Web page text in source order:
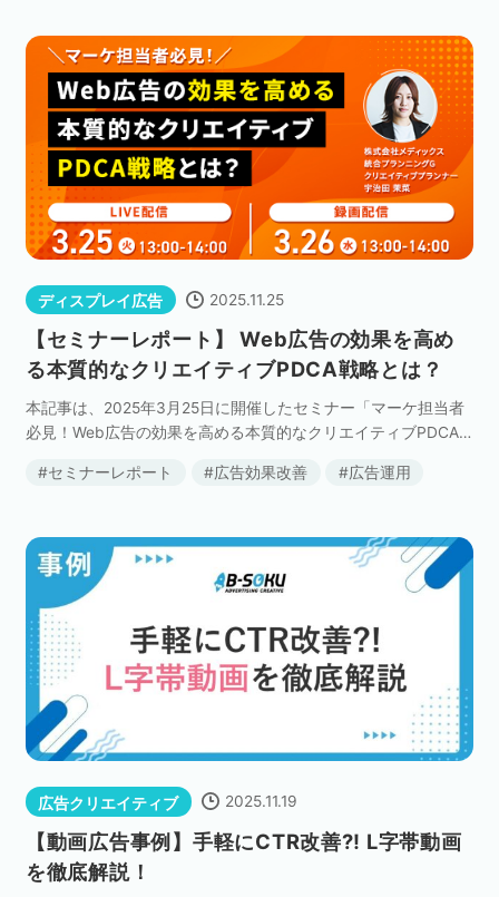
ディスプレイ広告 2025.11.25
【セミナーレポート】 Web広告の効果を高め
る本質的なクリエイティブPDCA戦略とは？
本記事は、2025年3月25日に開催したセミナー「マーケ担当者
必見！Web広告の効果を高める本質的なクリエイティブPDCA
は、主に次の内容を解説してい […]
セミナーレポート 広告効果改善 広告運用
広告クリエイティブ 2025.11.19
【動画広告事例】手軽にCTR改善?! L字帯動画
を徹底解説！